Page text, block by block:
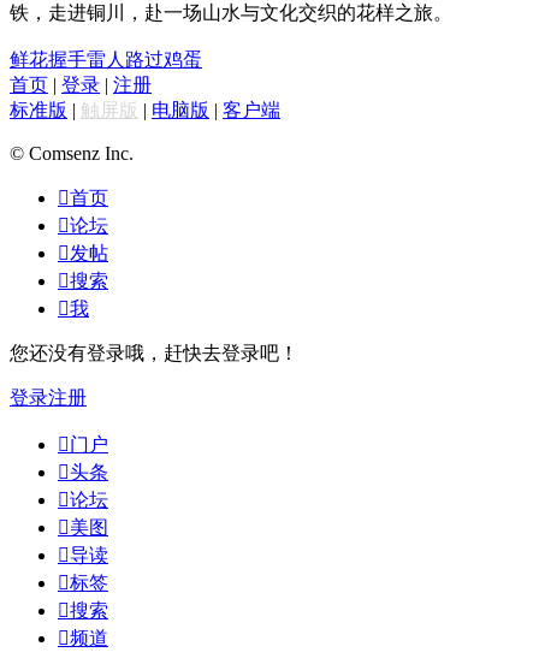
铁，走进铜川，赴一场山水与文化交织的花样之旅。
鲜花握手雷人 路过鸡蛋
首页 | 登录 | 注册
标准版 | 触屏版 | 电脑版 | 客户端
© Comsenz Inc.
首页
论坛
发帖
搜索
我
您还没有登录哦，赶快去登录吧！
登录注册
门户
头条
论坛
美图
导读
标签
搜索
频道